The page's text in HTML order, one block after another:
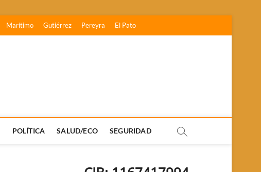
Marítimo Gutiérrez Pereyra El Pato
POLÍTICA SALUD/ECO SEGURIDAD